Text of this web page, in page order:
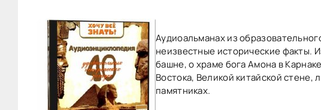
Аудиоальманах из
неизвестные исторические факты.
башне, о храме бога Амона в
Востока, Великой китайской стене,
памятниках.